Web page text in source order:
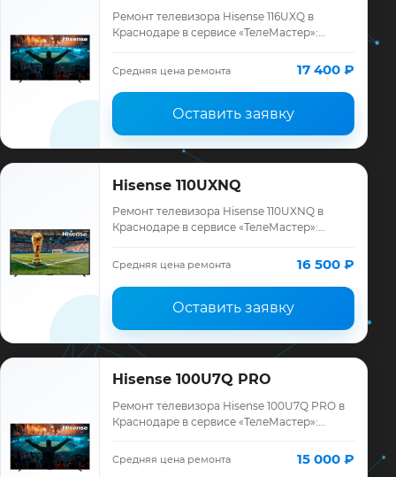
Ремонт телевизора Hisense 116UXQ в
Краснодаре в сервисе «ТелеМастер»:
ремонта, запчасти и гарантия до 12
месяцев.
Средняя цена ремонта 17 400 ₽
Оставить заявку
Hisense 110UXNQ
Ремонт телевизора Hisense 110UXNQ в
Краснодаре в сервисе «ТелеМастер»:
ремонта, запчасти и гарантия до 12
Средняя цена ремонта 16 500 ₽
Оставить заявку
Hisense 100U7Q PRO
Ремонт телевизора Hisense 100U7Q PRO в
Краснодаре в сервисе «ТелеМастер»:
ремонта, запчасти и гарантия до 12
месяцев.
Средняя цена ремонта 15 000 ₽